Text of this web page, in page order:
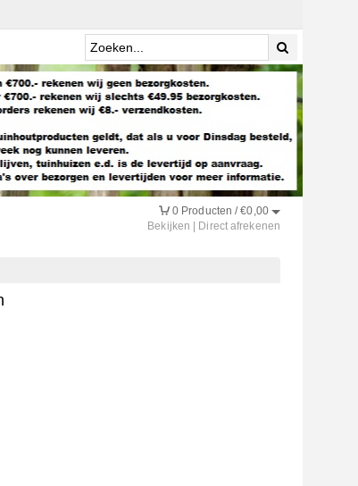
0 Producten /€0,00
Bekijken
Direct afrekenen